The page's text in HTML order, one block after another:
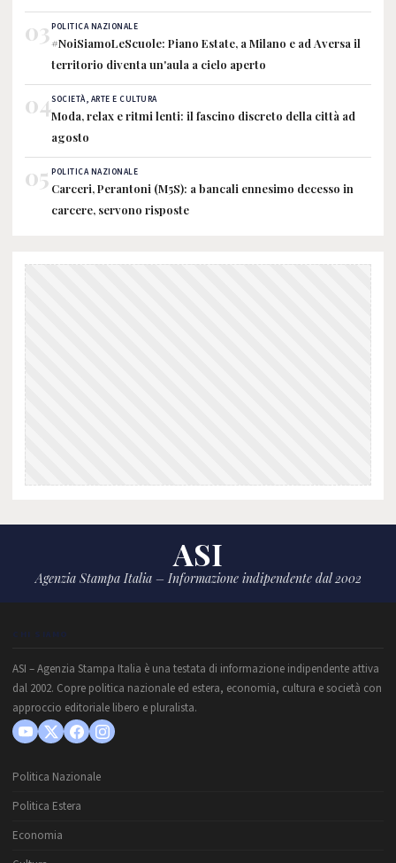
03POLITICA NAZIONALE
#NoiSiamoLeScuole: Piano Estate, a Milano e ad Aversa il
territorio diventa un'aula a cielo aperto
04SOCIETÀ, ARTE E CULTURA
Moda, relax e ritmi lenti: il fascino discreto della città ad
agosto
05 POLITICA NAZIONALE
Carceri, Perantoni (M5S): a bancali ennesimo decesso in
carcere, servono risposte
ASI
Agenzia Stampa Italia – Informazione indipendente dal 2002
CHI SIAMO
ASI – Agenzia Stampa Italia è una testata di informazione indipendente attiva
dal 2002. Copre politica nazionale ed estera, economia, cultura e società con
approccio editoriale libero e pluralista.
Politica Nazionale
Politica Estera
Economia